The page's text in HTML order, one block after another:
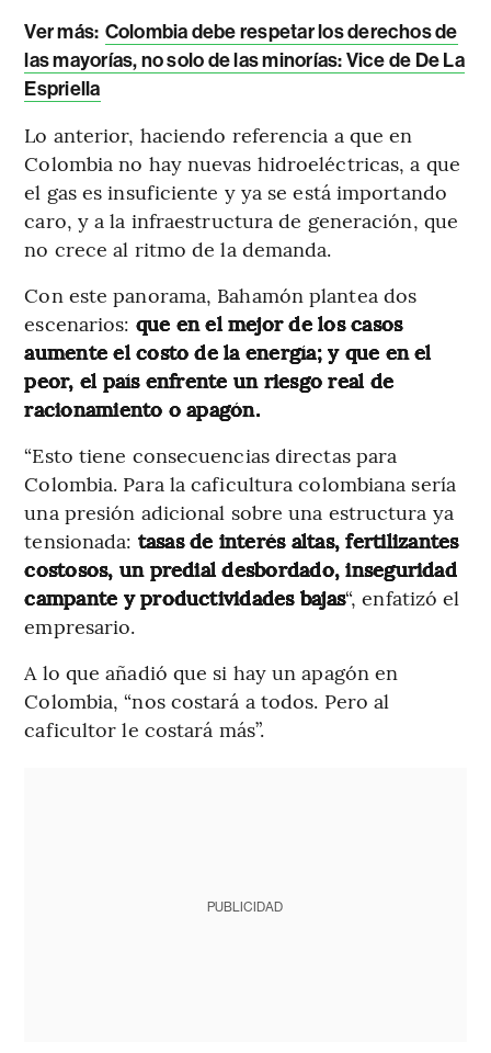
Ver más: Colombia debe respetar los derechos de
las mayorías, no solo de las minorías: Vice de De La
Espriella
Lo anterior, haciendo referencia a que en
Colombia no hay nuevas hidroeléctricas, a que
el gas es insuficiente y ya se está importando
caro, y a la infraestructura de generación, que
no crece al ritmo de la demanda.
Con este panorama, Bahamón plantea dos
escenarios: que en el mejor de los casos
aumente el costo de la energía; y que en el
peor, el país enfrente un riesgo real de
racionamiento o apagón.
“Esto tiene consecuencias directas para
Colombia. Para la caficultura colombiana sería
una presión adicional sobre una estructura ya
tensionada: tasas de interés altas, fertilizantes
costosos, un predial desbordado, inseguridad
campante y productividades bajas“, enfatizó el
empresario.
A lo que añadió que si hay un apagón en
Colombia, “nos costará a todos. Pero al
caficultor le costará más”.
PUBLICIDAD